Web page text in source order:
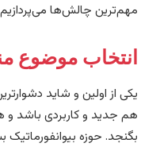
چالش‌ها می‌پردازیم.
موضوع
از اولین و شاید دشوارترین
جدید و کاربردی باشد و هم در
حوزه بیوانفورماتیک